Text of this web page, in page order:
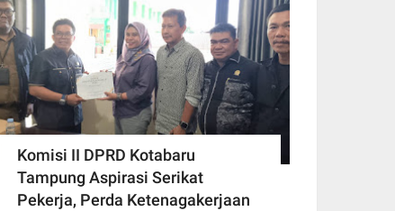
Komisi II DPRD Kotabaru
Tampung Aspirasi Serikat
Pekerja, Perda Ketenagakerjaan